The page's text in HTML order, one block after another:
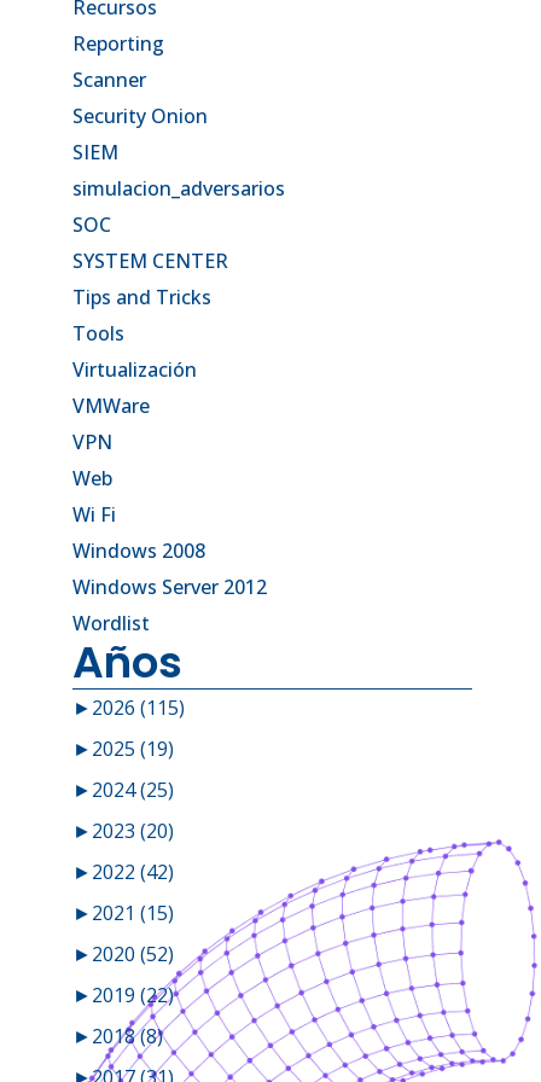
Recursos
Reporting
Scanner
Security Onion
SIEM
simulacion_adversarios
SOC
SYSTEM CENTER
Tips and Tricks
Tools
Virtualización
VMWare
VPN
Web
Wi Fi
Windows 2008
Windows Server 2012
Wordlist
Años
►2026 (115)
►2025 (19)
►2024 (25)
►2023 (20)
►2022 (42)
►2021 (15)
►2020 (52)
►2019 (22)
►2018 (8)